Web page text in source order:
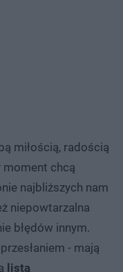
miłością, radością
moment chcą
najbliższych nam
niepowtarzalna
błędów innym.
- mają
lista